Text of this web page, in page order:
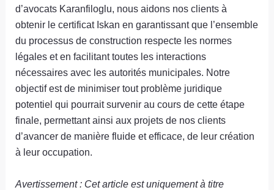
d’avocats Karanfiloglu, nous aidons nos clients à
obtenir le certificat Iskan en garantissant que l’ensemble
du processus de construction respecte les normes
légales et en facilitant toutes les interactions
nécessaires avec les autorités municipales. Notre
objectif est de minimiser tout problème juridique
potentiel qui pourrait survenir au cours de cette étape
finale, permettant ainsi aux projets de nos clients
d’avancer de manière fluide et efficace, de leur création
à leur occupation.
Avertissement : Cet article est uniquement à titre